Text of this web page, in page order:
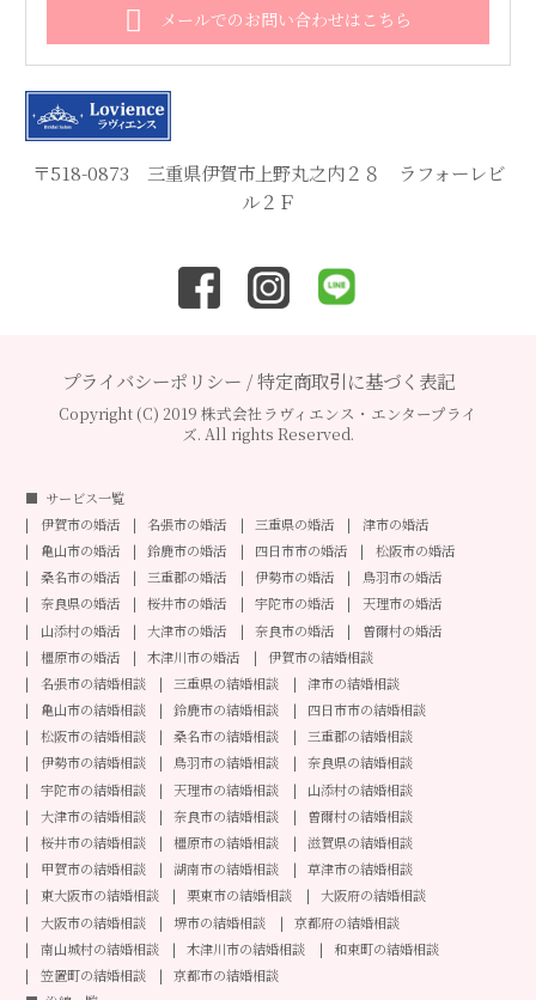
〒518-0873 三重県伊賀市上野丸之内２８ ラフォーレビ
ル２Ｆ
メールでのお問い合わせはこちら
プライバシーポリシー /特定商取引に基づく表記
Copyright (C) 2019 株式会社ラヴィエンス・エンタープライ
ズ. All rights Reserved.
サービス一覧
伊賀市の婚活
名張市の婚活 三重県の婚活
津市の婚活
亀山市の婚活
鈴鹿市の婚活 四日市市の婚活
松阪市の婚活
桑名市の婚活
三重郡の婚活 伊勢市の婚活
鳥羽市の婚活
奈良県の婚活
桜井市の婚活 宇陀市の婚活
天理市の婚活
山添村の婚活
大津市の婚活 奈良市の婚活
曽爾村の婚活
橿原市の婚活
木津川市の婚活
伊賀市の結婚相談
名張市の結婚相談
三重県の結婚相談
津市の結婚相談
亀山市の結婚相談
鈴鹿市の結婚相談
四日市市の結婚相談
松阪市の結婚相談
桑名市の結婚相談
三重郡の結婚相談
伊勢市の結婚相談
鳥羽市の結婚相談
奈良県の結婚相談
宇陀市の結婚相談
天理市の結婚相談
山添村の結婚相談
大津市の結婚相談
奈良市の結婚相談
曽爾村の結婚相談
桜井市の結婚相談
橿原市の結婚相談
滋賀県の結婚相談
甲賀市の結婚相談
湖南市の結婚相談
草津市の結婚相談
東大阪市の結婚相談
栗東市の結婚相談
大阪府の結婚相談
大阪市の結婚相談
堺市の結婚相談
京都府の結婚相談
南山城村の結婚相談
木津川市の結婚相談
和束町の結婚相談
笠置町の結婚相談
京都市の結婚相談